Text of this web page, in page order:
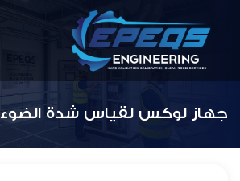
جهاز لوكس لقياس شدة الضوء